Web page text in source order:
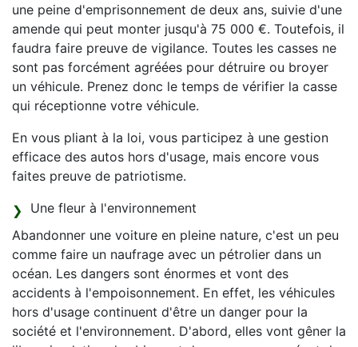
une peine d'emprisonnement de deux ans, suivie d'une
amende qui peut monter jusqu'à 75 000 €. Toutefois, il
faudra faire preuve de vigilance. Toutes les casses ne
sont pas forcément agréées pour détruire ou broyer
un véhicule. Prenez donc le temps de vérifier la casse
qui réceptionne votre véhicule.
En vous pliant à la loi, vous participez à une gestion
efficace des autos hors d'usage, mais encore vous
faites preuve de patriotisme.
Une fleur à l'environnement
Abandonner une voiture en pleine nature, c'est un peu
comme faire un naufrage avec un pétrolier dans un
océan. Les dangers sont énormes et vont des
accidents à l'empoisonnement. En effet, les véhicules
hors d'usage continuent d'être un danger pour la
société et l'environnement. D'abord, elles vont gêner la